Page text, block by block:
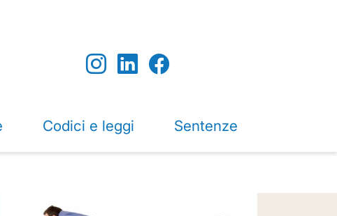
Codici e leggi Sentenze